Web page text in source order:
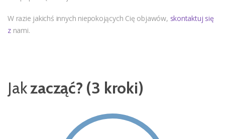
W razie jakichś innych niepokojących Cię objawów, skontaktuj się
znami.
Jakzacząć? (3 kroki)